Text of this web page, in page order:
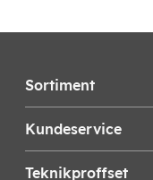
Sortiment
Kundeservice
Teknikproffset